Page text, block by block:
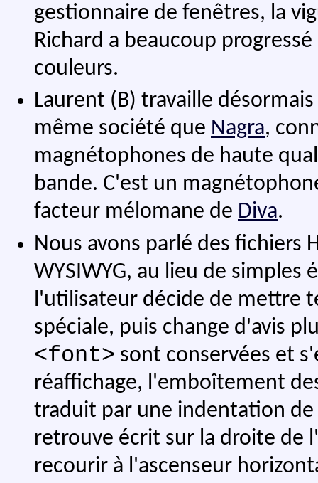
gestionnaire de fenêtres, la
Richard a beaucoup
couleurs.
Laurent (B) travaille
même société que Nagra,
magnétophones de haute
bande. C'est un
facteur mélomane de Diva.
Nous avons parlé des fichiers
WYSIWYG, au lieu de simples
l'utilisateur décide de mettre
spéciale, puis change d'avis
<font> sont conservées et
réaffichage, l'emboîtement
traduit par une indentation de
retrouve écrit sur la droite de
recourir à l'ascenseur